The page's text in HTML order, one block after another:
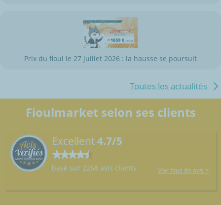
Prix du fioul le 27 juillet 2026 : la hausse se poursuit
Toutes les actualités
Fioulmarket selon ses clients
Excellent4.7/5
basé sur 2268 avis clients Voir tous les avis >